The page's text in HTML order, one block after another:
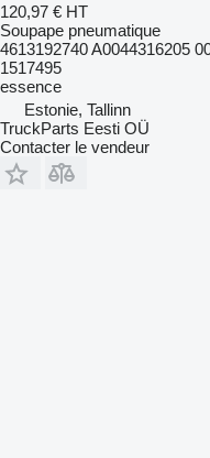
120,97 € HT
Soupape pneumatique
4613192740 A0044316205
1517495
essence
Estonie, Tallinn
TruckParts Eesti OÜ
Contacter le vendeur